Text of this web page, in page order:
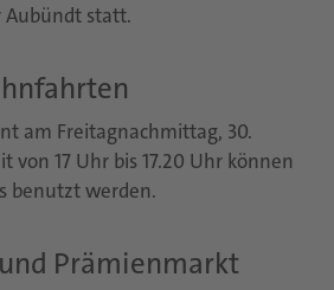
Aubündt statt.
am Freitagnachmittag, 30.
von 17 Uhr bis 17.20 Uhr können
benutzt werden.
Prämienmarkt